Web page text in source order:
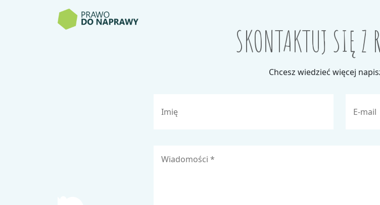
SKONTAKTUJ SIĘ Z
Chcesz wiedzieć więcej